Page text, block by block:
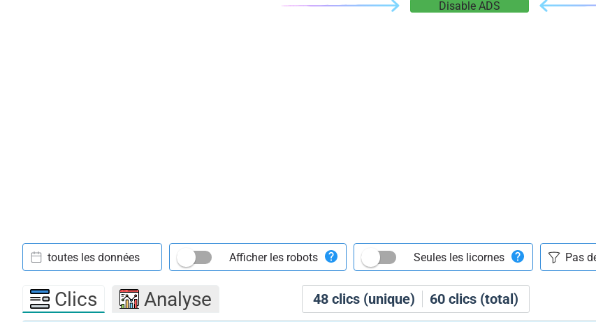
Disable ADS
48 clics (unique) 60 clics (total)
toutes les données Afficher les robots Seules les licornes
Clics Analyse